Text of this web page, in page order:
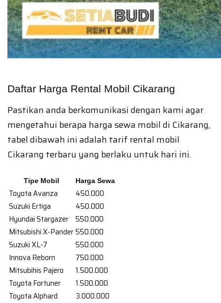
Daftar Harga Rental Mobil Cikarang
Pastikan anda berkomunikasi dengan kami agar
mengetahui berapa harga sewa mobil di Cikarang,
tabel dibawah ini adalah tarif rental mobil
Cikarang terbaru yang berlaku untuk hari ini.
Tipe Mobil Harga Sewa
Toyota Avanza
450.000
Suzuki Ertiga
450.000
Hyundai Stargazer
550.000
Mitsubishi X-Pander550.000
Suzuki XL-7
550.000
Innova Reborn
750.000
Mitsubihis Pajero
1.500.000
Toyota Fortuner
1.500.000
Toyota Alphard
3.000.000